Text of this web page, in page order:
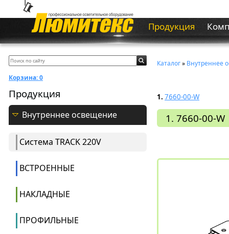
Продукция
Корзина:0
Продукция
Внутреннее освещение
Система ТRACK 220V
ВСТРОЕННЫЕ
НАКЛАДНЫЕ
ПРОФИЛЬНЫЕ
Каталог» Внутреннее
1. 7660-00-W
1. 7660-00-W